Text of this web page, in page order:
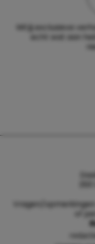
Wil jij exclusieve
echt wat aan
Vragen/
of